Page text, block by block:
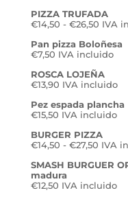
hasta
€7,90
precios:
desde
hasta
€27,50
PIZZA TRUFADA
€14,50 - €26,50Rango
precios:
desde
hasta
€26,50
IVA
Pan pizza Boloñesa
€7,50 IVA incluido
ROSCA LOJEÑA
€13,90 IVA incluido
Pez espada plancha
€15,50 IVA incluido
BURGER PIZZA
€14,50 - €27,50Rango
€14,50
IVA
SMASH BURGUER
madura
€12,50 IVA incluido